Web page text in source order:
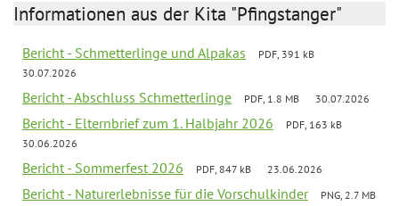
Informationen aus der Kita "Pfingstanger"
Bericht - Schmetterlinge und Alpakas
PDF, 391 kB
30.07.2026
Bericht - Abschluss Schmetterlinge PDF, 1.8 MB 30.07.2026
Bericht - Elternbrief zum 1. Halbjahr 2026
PDF, 163 kB
30.06.2026
Bericht - Sommerfest 2026 PDF, 847 kB 23.06.2026
Bericht - Naturerlebnisse für die Vorschulkinder
PNG, 2.7 MB